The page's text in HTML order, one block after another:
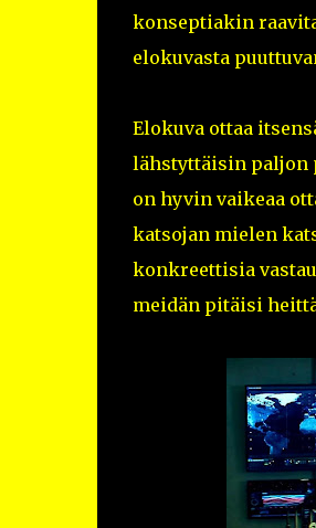
konseptiakin
elokuvasta
Elokuva ottaa
lähstyttäisin paljon
on hyvin vaikeaa
katsojan mielen
konkreettisia
meidän pitäisi